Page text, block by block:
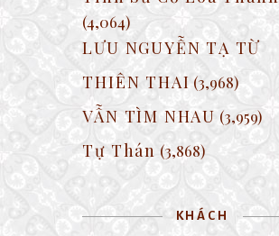
(4,064)
LƯU NGUYỄN TẠ TỪ
THIÊN THAI (3,968)
VẪN TÌM NHAU (3,959)
Tự Thán (3,868)
KHÁCH